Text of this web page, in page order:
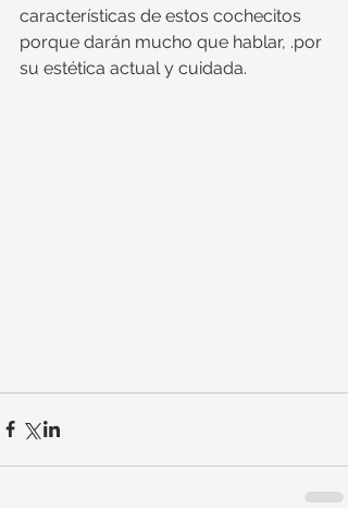
características de estos cochecitos
porque darán mucho que hablar, .por
su estética actual y cuidada.